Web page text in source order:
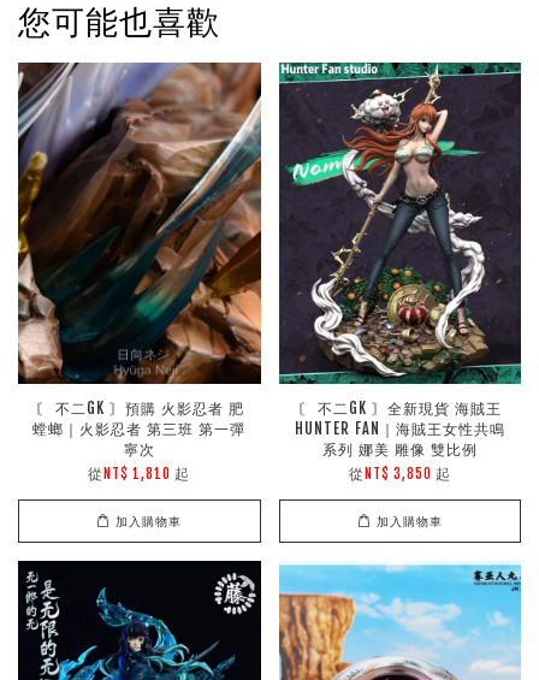
您可能也喜歡
〘 不二GK 〙預購 火影忍者 肥
螳螂｜火影忍者 第三班 第一彈
寧次
從 NT$ 1,810 起
加入購物車
〘 不二GK 〙全新現貨 海賊王
HUNTER FAN｜海賊王女性共鳴
系列 娜美 雕像 雙比例
從 NT$ 3,850 起
加入購物車